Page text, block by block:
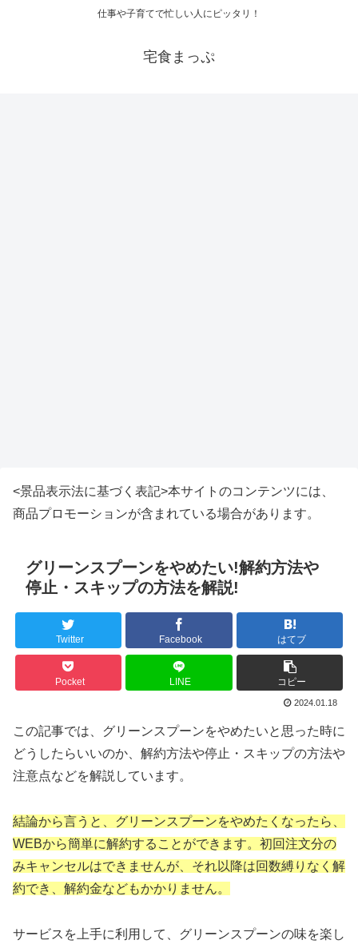
仕事や子育てで忙しい人にピッタリ！
宅食まっぷ
<景品表示法に基づく表記>本サイトのコンテンツには、
商品プロモーションが含まれている場合があります。
グリーンスプーンをやめたい!解約方法や
停止・スキップの方法を解説!
Twitter Facebook はてブ
Pocket LINE コピー
2024.01.18
この記事では、グリーンスプーンをやめたいと思った時に
どうしたらいいのか、解約方法や停止・スキップの方法や
注意点などを解説しています。
結論から言うと、グリーンスプーンをやめたくなったら、
WEBから簡単に解約することができます。初回注文分の
みキャンセルはできませんが、それ以降は回数縛りなく解
約でき、解約金などもかかりません。
サービスを上手に利用して、グリーンスプーンの味を楽し